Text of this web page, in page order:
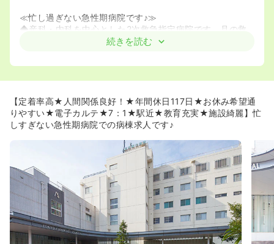
≪忙し過ぎない急性期病院です♪≫
◆産科・内科を中心とした2次救急指定病院です。月の救
急搬送件数は100件程度で、カイザー以外の緊急オペはほ
ついた環境で看護業務に臨めます。
軽減できるよう、工夫を凝らしております。
◆年間休日数117日に加え、有給の消化率が80％以上と、
休みの取りやすい環境です！
休の希望はほぼ100％通ります★
≪人間関係◎！離職率の低い職場です！≫
◆これまでの離職率は約10％と平均に比べてかなり低くな
っております！
◆中途・新卒ともに低い離職率となっており、人間関係の
非常に良い環境です♪
≪ママさんナースも働きやすい環境です！≫
続きを読む
【定着率高★人間関係良好！★年間休日117日★お休み希望通
りやすい★電子カルテ★7：1★駅近★教育充実★施設綺麗】忙
しすぎない急性期病院での病棟求人です♪